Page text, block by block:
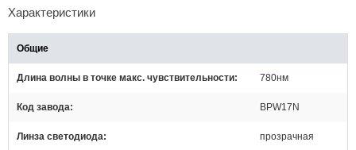
Характеристики
Общие
Длина волны в точке макс. чувствительности 780нм
Код завода BPW17N
Линза светодиода прозрачная